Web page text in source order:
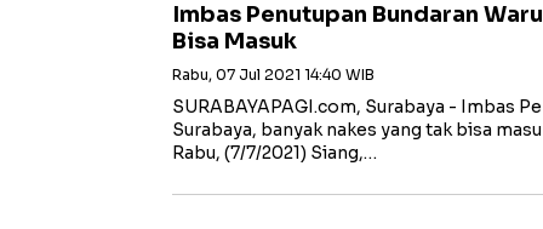
Imbas Penutupan Bundaran
Bisa Masuk
Rabu, 07 Jul 2021 14:40 WIB
SURABAYAPAGI.com, Surabaya - Imbas
Surabaya, banyak nakes yang tak bisa
Rabu, (7/7/2021) Siang,…